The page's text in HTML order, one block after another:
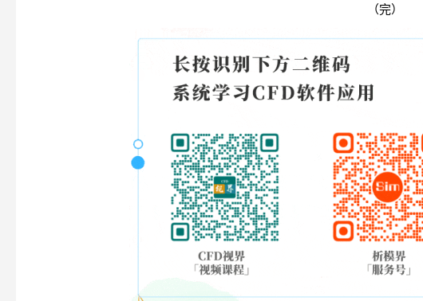
（完）